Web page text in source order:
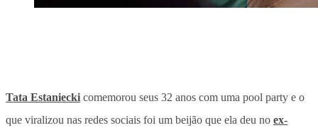
Tata Estaniecki comemorou seus 32 anos com uma pool party e o
que viralizou nas redes sociais foi um beijão que ela deu no ex-